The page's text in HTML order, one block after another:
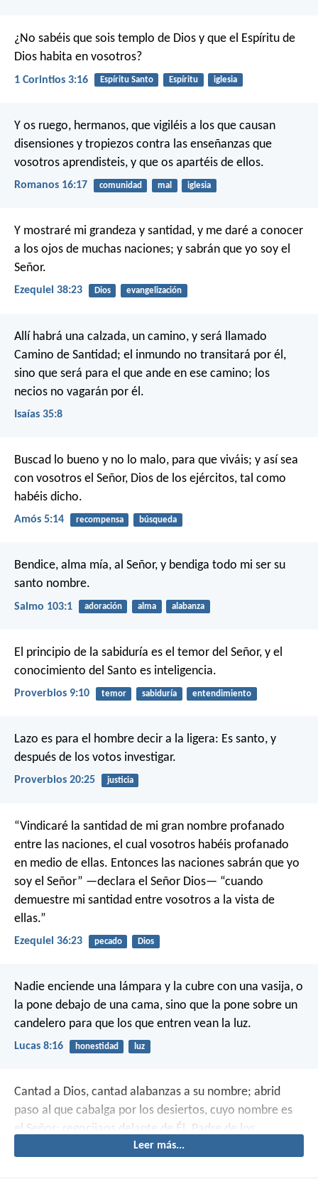
¿No sabéis que sois templo de Dios y que el Espíritu de
Dios habita en vosotros?
1 Corintios 3:16 Espíritu Santo Espíritu iglesia
Y os ruego, hermanos, que vigiléis a los que causan
disensiones y tropiezos contra las enseñanzas que
vosotros aprendisteis, y que os apartéis de ellos.
Romanos 16:17 comunidad mal iglesia
Y mostraré mi grandeza y santidad, y me daré a conocer
a los ojos de muchas naciones; y sabrán que yo soy el
Señor.
Ezequiel 38:23 Dios evangelización
Allí habrá una calzada, un camino, y será llamado
Camino de Santidad; el inmundo no transitará por él,
sino que será para el que ande en ese camino; los
necios no vagarán por él.
Isaías 35:8
Buscad lo bueno y no lo malo, para que viváis; y así sea
con vosotros el Señor, Dios de los ejércitos, tal como
habéis dicho.
Amós 5:14 recompensa búsqueda
Bendice, alma mía, al Señor, y bendiga todo mi ser su
santo nombre.
Salmo 103:1 adoración alma alabanza
El principio de la sabiduría es el temor del Señor, y el
conocimiento del Santo es inteligencia.
Proverbios 9:10 temor sabiduría entendimiento
Lazo es para el hombre decir a la ligera: Es santo, y
después de los votos investigar.
Proverbios 20:25 justicia
“Vindicaré la santidad de mi gran nombre profanado
entre las naciones, el cual vosotros habéis profanado
en medio de ellas. Entonces las naciones sabrán que yo
soy el Señor” —declara el Señor Dios— “cuando
demuestre mi santidad entre vosotros a la vista de
ellas.”
Ezequiel 36:23 pecado Dios
Nadie enciende una lámpara y la cubre con una vasija, o
la pone debajo de una cama, sino que la pone sobre un
candelero para que los que entren vean la luz.
Lucas 8:16 honestidad luz
Cantad a Dios, cantad alabanzas a su nombre; abrid
paso al que cabalga por los desiertos, cuyo nombre es
el Señor; regocijaos delante de Él.
Padre de los
huérfanos y defensor de las viudas
Leer más...